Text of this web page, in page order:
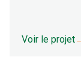
large éventail
Voir le projet